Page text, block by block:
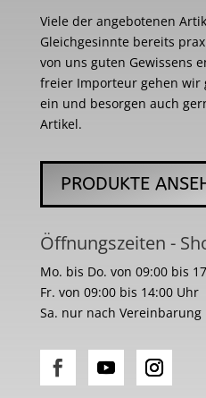
Viele der angebotenen
Gleichgesinnte bereits
von uns guten Gewissens
freier Importeur gehen wir
ein und besorgen auch
Artikel.
PRODUKTE
Öffnungszeiten -
Mo. bis Do. von 09:00 bis
Fr. von 09:00 bis 14:00 Uhr
Sa. nur nach Vereinbarung